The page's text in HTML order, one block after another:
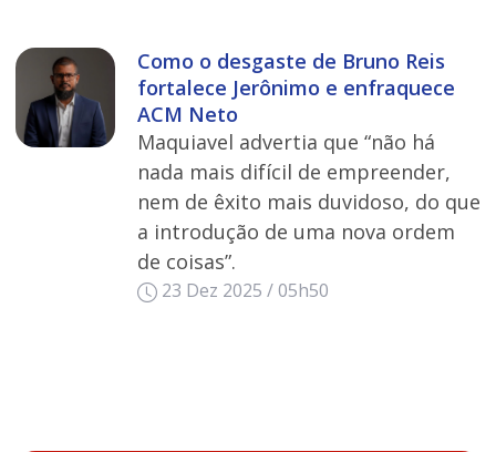
Como o desgaste de Bruno Reis
fortalece Jerônimo e enfraquece
ACM Neto
Maquiavel advertia que “não há
nada mais difícil de empreender,
nem de êxito mais duvidoso, do que
a introdução de uma nova ordem
de coisas”.
23 Dez 2025 / 05h50